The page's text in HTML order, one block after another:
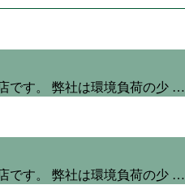
です。 弊社は環境負荷の少 …
です。 弊社は環境負荷の少 …